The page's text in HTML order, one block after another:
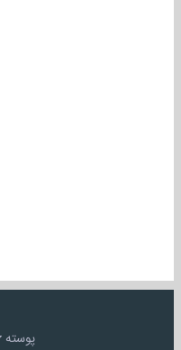
پوسته